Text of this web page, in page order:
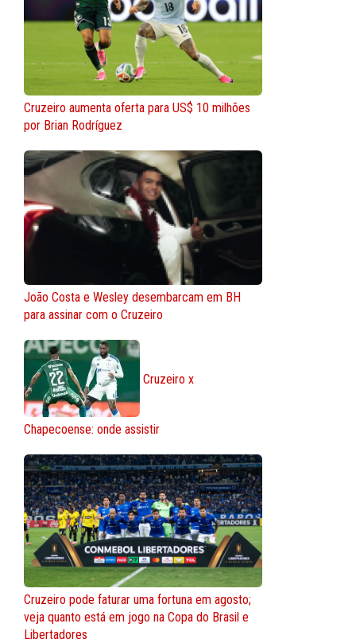
Cruzeiro aumenta oferta para US$ 10 milhões
por Brian Rodríguez
João Costa e Wesley desembarcam em BH
para assinar com o Cruzeiro
Cruzeiro x
Chapecoense: onde assistir
Cruzeiro pode faturar uma fortuna em agosto;
veja quanto está em jogo na Copa do Brasil e
Libertadores